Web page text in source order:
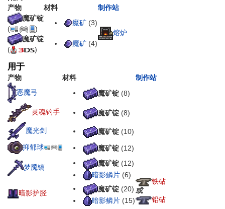
产物 材料
制作站
魔矿锭
(
)
魔矿 (3)
熔炉
魔矿锭
(
)
魔矿 (4)
用于
产物 材料
制作站
恶魔弓
魔矿锭 (8)
铁砧
或
铅砧
灵魂钓手 魔矿锭 (8)
魔光剑 魔矿锭 (10)
抑郁球
魔矿锭 (12)
梦魇镐
魔矿锭 (12)
暗影鳞片 (6)
暗影护胫
魔矿锭 (20)
暗影鳞片 (15)